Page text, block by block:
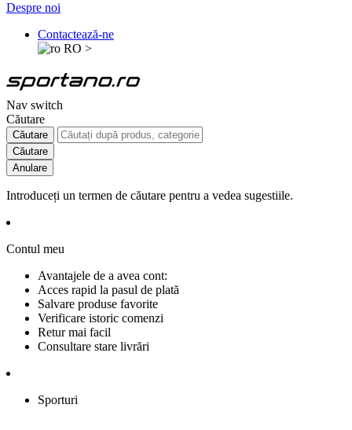
Despre noi
Contactează-ne
RO >
Nav switch
Căutare
Căutare
Căutare
Anulare
Introduceți un termen de căutare pentru a vedea sugestiile.
Contul meu
Avantajele de a avea cont:
Acces rapid la pasul de plată
Salvare produse favorite
Verificare istoric comenzi
Retur mai facil
Consultare stare livrări
Sporturi